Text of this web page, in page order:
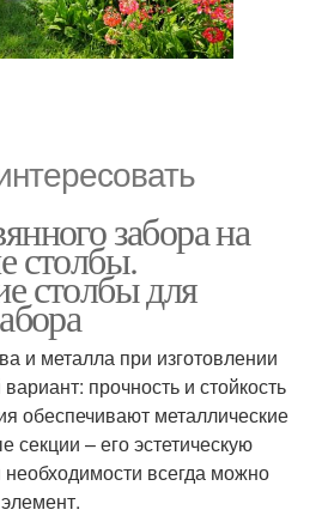
забора на
столбы.
столбы для
и металла при изготовлении
прочность и стойкость
обеспечивают металлические
секции – его эстетическую
всегда можно